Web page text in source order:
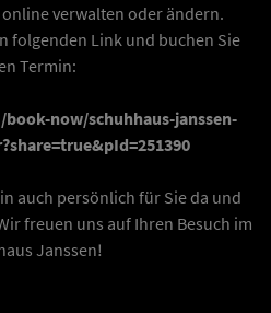
verwalten oder ändern.
folgenden Link und buchen Sie
Termin:
now/schuhhaus-janssen-
auch persönlich für Sie da und
freuen uns auf Ihren Besuch im
Janssen!